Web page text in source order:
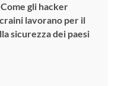
gli hacker
lavorano per il
sicurezza dei paesi